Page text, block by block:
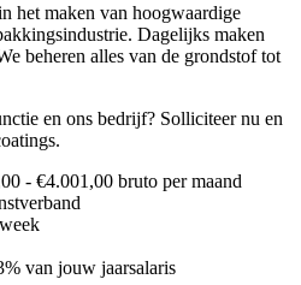
het maken van hoogwaardige
Dagelijks maken
beheren alles van de grondstof tot
en ons bedrijf? Solliciteer nu en
- €4.001,00 bruto per maand
van jouw jaarsalaris